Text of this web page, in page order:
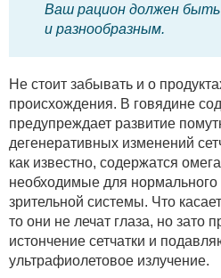
Ваш рацион должен
и разнообразным.
Не стоит забывать и о
происхождения. В говядине
предупреждает развитие
дегенеративных изменений
как известно, содержатся
необходимые для
зрительной системы. Что
то они не лечат глаза, но зато
истончение сетчатки и
ультрафиолетовое излучение.